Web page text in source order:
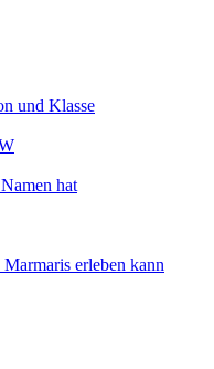
und Klasse
hat
erleben kann